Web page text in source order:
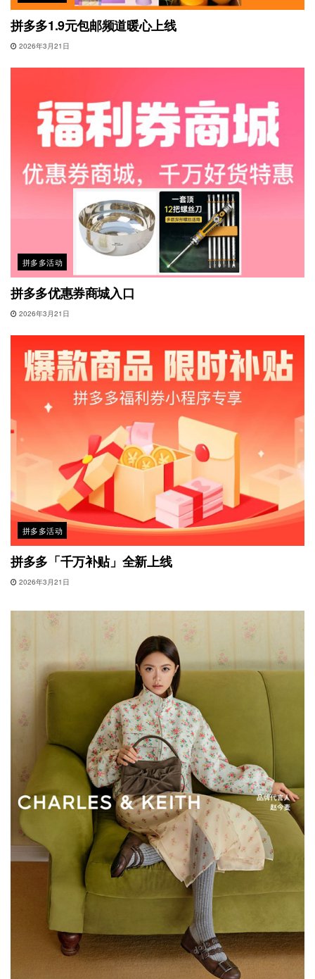
拼多多1.9元包邮频道暖心上线
2026年3月21日
拼多多活动
拼多多优惠券商城入口
2026年3月21日
拼多多活动
拼多多「千万补贴」全新上线
2026年3月21日